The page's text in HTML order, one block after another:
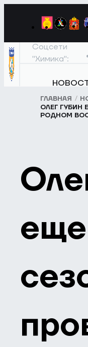
Соцсети
"Химика":
ГЛАВНАЯ
ОЛЕГ ГУБИН
РОДНОМ